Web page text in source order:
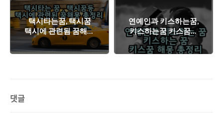
택시타는꿈, 택시꿈
택시에 관련됨 꿈해몽
총정리
연예인과 키스하는꿈,
키스하는꿈 키스꿈관
련 꿈해몽 총정리
댓글